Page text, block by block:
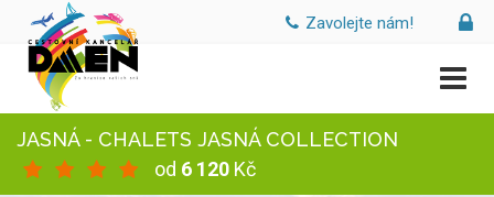
Zavolejte nám!
JASNÁ - CHALETS JASNÁ COLLECTION
od 6 120 Kč